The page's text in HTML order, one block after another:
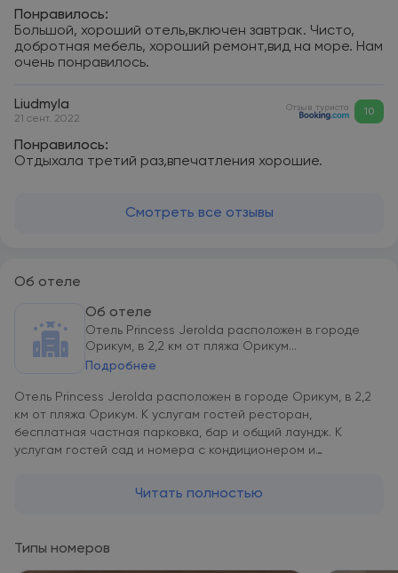
Понравилось:
Большой, хороший отель,включен завтрак. Чисто,
добротная мебель, хороший ремонт,вид на море. Нам
очень понравилось.
Liudmyla
21 сент. 2022
Отзыв туриста 10
Понравилось:
Отдыхала третий раз,впечатления хорошие.
Смотреть все отзывы
Об отеле
Об отеле
Отель Princess Jerolda расположен в городе
Орикум, в 2,2 км от пляжа Орикум...
Подробнее
Отель Princess Jerolda расположен в городе Орикум, в 2,2
км от пляжа Орикум. К услугам гостей ресторан,
бесплатная частная парковка, бар и общий лаундж. К
услугам гостей сад и номера с кондиционером и
регистрации, доставка еды и напитков в номер и обмен
номерах установлен письменный стол. Трехзвездочный
Читать полностью
Типы номеров